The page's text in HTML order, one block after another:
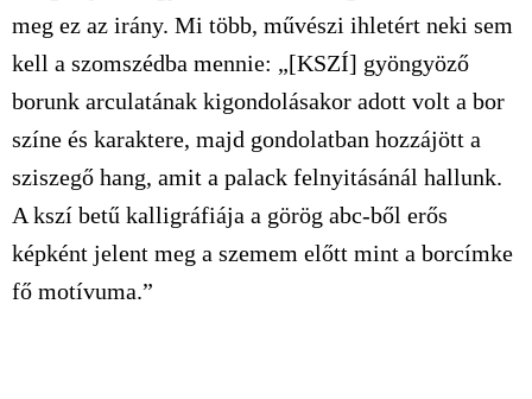
meg ez az irány. Mi több, művészi ihletért neki sem
kell a szomszédba mennie: „[KSZÍ] gyöngyöző
borunk arculatának kigondolásakor adott volt a bor
színe és karaktere, majd gondolatban hozzájött a
sziszegő hang, amit a palack felnyitásánál hallunk.
A kszí betű kalligráfiája a görög abc-ből erős
képként jelent meg a szemem előtt mint a borcímke
fő motívuma.”